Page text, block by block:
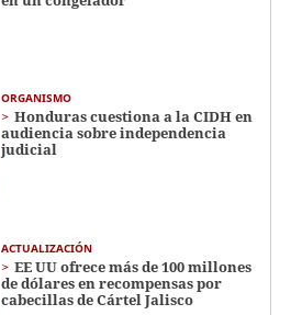
ORGANISMO
Honduras cuestiona a la CIDH en
audiencia sobre independencia
judicial
ACTUALIZACIÓN
EE UU ofrece más de 100 millones
de dólares en recompensas por
cabecillas de Cártel Jalisco